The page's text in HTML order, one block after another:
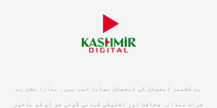
ہم کشمیر ڈیجیٹل کی ڈیجیٹل میڈیا ٹیم ہیں۔ ہمارا مشن ہے
جرات مندانہ صحافت اور تخلیقی کہانی گوئی جو آپ کو باخبر